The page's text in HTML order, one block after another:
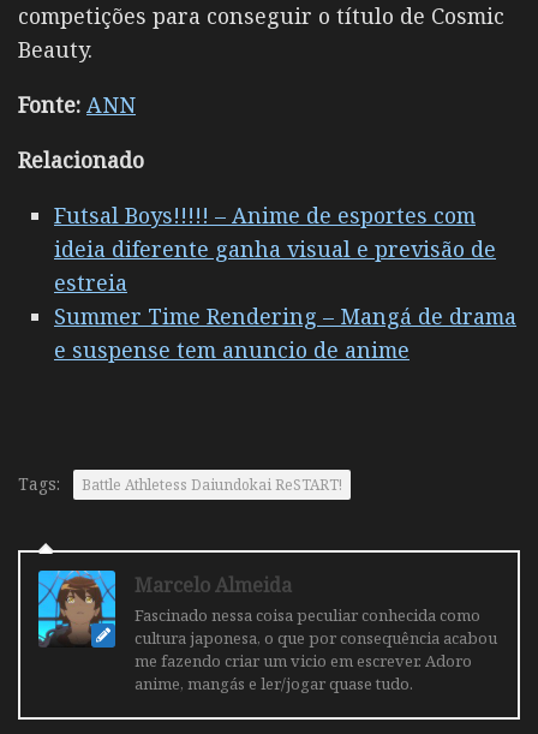
competições para conseguir o título de Cosmic
Beauty.
Fonte: ANN
Relacionado
Futsal Boys!!!!! – Anime de esportes com
ideia diferente ganha visual e previsão de
estreia
Summer Time Rendering – Mangá de drama
e suspense tem anuncio de anime
Tags: Battle Athletess Daiundokai ReSTART!
Marcelo Almeida
Fascinado nessa coisa peculiar conhecida como
cultura japonesa, o que por consequência acabou
me fazendo criar um vicio em escrever. Adoro
anime, mangás e ler/jogar quase tudo.